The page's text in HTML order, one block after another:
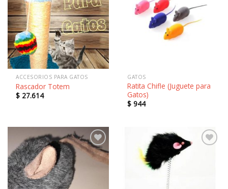
Añadir
a la
lista de
deseos
ACCESORIOS PARA GATOS
Rascador Totem
$ 27.614
Añadir
lista de
GATOS
Ratita Chifle (Juguete para
Gatos)
$ 944